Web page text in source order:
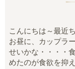
こんにちは～最近
お昼に、カップラ
せいかな・・・・
めたのが食欲を抑